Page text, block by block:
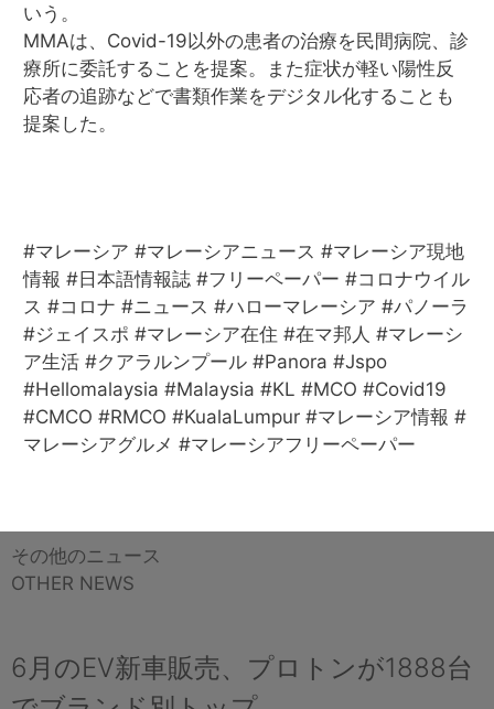
いう。
MMAは、Covid-19以外の患者の治療を民間病院、診
療所に委託することを提案。また症状が軽い陽性反
応者の追跡などで書類作業をデジタル化することも
提案した。
#マレーシア #マレーシアニュース #マレーシア現地
情報 #日本語情報誌 #フリーペーパー #コロナウイル
ス #コロナ #ニュース #ハローマレーシア #パノーラ
#ジェイスポ #マレーシア在住 #在マ邦人 #マレーシ
ア生活 #クアラルンプール #Panora #Jspo
#Hellomalaysia #Malaysia #KL #MCO #Covid19
#CMCO #RMCO #KualaLumpur #マレーシア情報 #
マレーシアグルメ #マレーシアフリーペーパー
その他のニュース
OTHER NEWS
6月のEV新車販売、プロトンが1888台